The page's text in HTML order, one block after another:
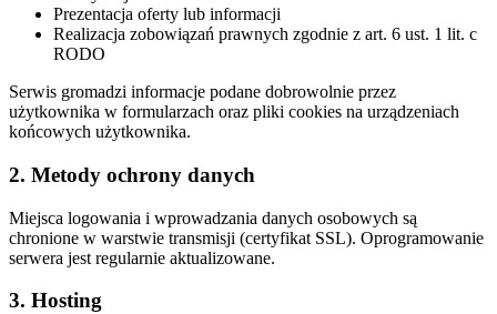
Prezentacja oferty lub informacji
Realizacja zobowiązań prawnych zgodnie z art. 6 ust. 1 lit. c
RODO
Serwis gromadzi informacje podane dobrowolnie przez
użytkownika w formularzach oraz pliki cookies na urządzeniach
końcowych użytkownika.
2. Metody ochrony danych
Miejsca logowania i wprowadzania danych osobowych są
chronione w warstwie transmisji (certyfikat SSL). Oprogramowanie
serwera jest regularnie aktualizowane.
3. Hosting